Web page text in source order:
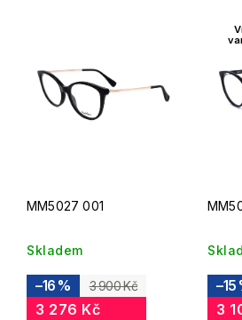
Nejdražší
Abecedně
MM5027 001
Skladem
3 900 Kč
–16 %
3 276 Kč
–15
3